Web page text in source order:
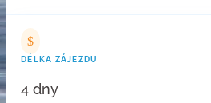
$
DÉLKA ZÁJEZDU
4 dny